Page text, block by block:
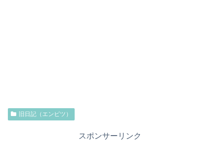
旧日記（エンピツ）
スポンサーリンク